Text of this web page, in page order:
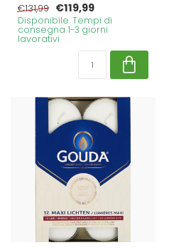
€131,99 €119,99
Disponibile. Tempi di
consegna 1-3 giorni
lavorativi